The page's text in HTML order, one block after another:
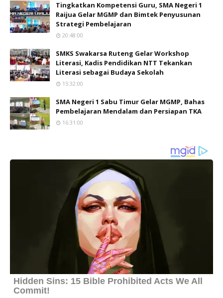
Tingkatkan Kompetensi Guru, SMA Negeri 1
Raijua Gelar MGMP dan Bimtek Penyusunan
Strategi Pembelajaran
20:48:00
SMKS Swakarsa Ruteng Gelar Workshop
Literasi, Kadis Pendidikan NTT Tekankan
Literasi sebagai Budaya Sekolah
15:32:00
SMA Negeri 1 Sabu Timur Gelar MGMP, Bahas
Pembelajaran Mendalam dan Persiapan TKA
16:31:00